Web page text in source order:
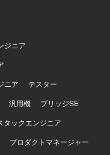
、SpringBootなど
おります。
ジニア
ニア
テスター
汎用機
ブリッジSE
タックエンジニア
プロダクトマネージャー